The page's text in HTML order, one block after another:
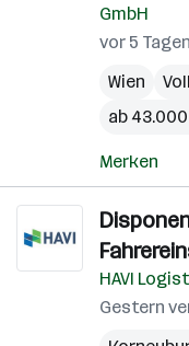
GmbH
vor 5
Wien
ab
Merken
HAVI
Gestern